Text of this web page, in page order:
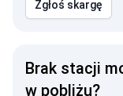
Zgłoś skargę
Brak stacji
w pobliżu?